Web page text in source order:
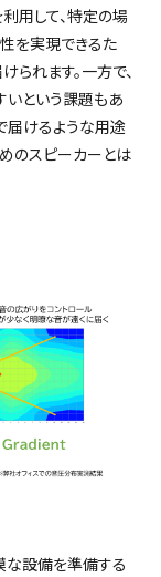
用して、特定の場
を実現できるた
られます。一方で、
いという課題もあ
届けるような用途
のスピーカーとは
な設備を準備する